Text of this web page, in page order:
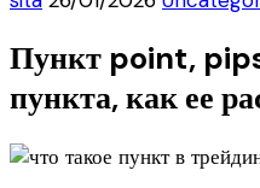
Пункт point,
пункта, как ее